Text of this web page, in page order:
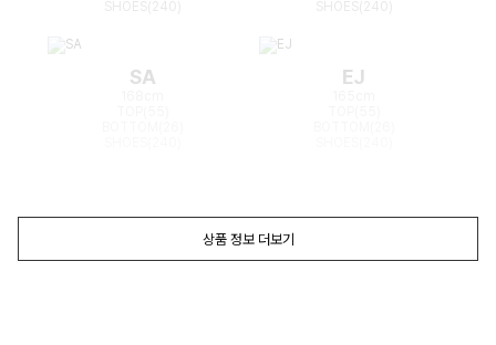
SA EJ
상품 정보 더보기